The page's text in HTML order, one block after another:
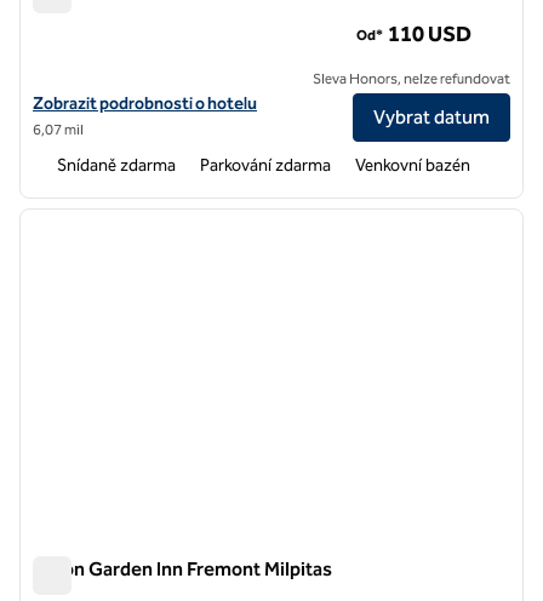
Zobrazit podrobnosti o hotelu Hampton Inn Fremont
Zobrazit podrobnosti o hotelu
6,07 mil
Od* 110 USD
Sleva Honors, nelze refundovat
Vybrat datum
Snídaně zdarma Parkování zdarma Venkovní bazén
1 z 12
další
Hilton Garden Inn Fremont Milpitas